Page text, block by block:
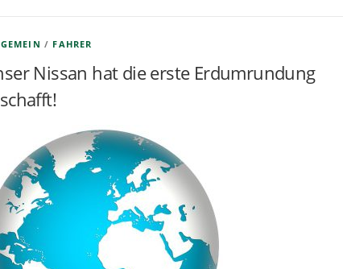
/ FAHRER
Nissan hat die erste Erdumrundung